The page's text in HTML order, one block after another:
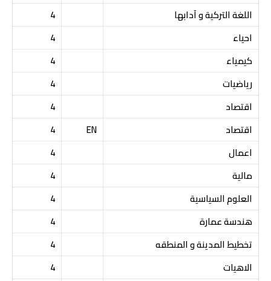
اللغة التركية و آدابها
4
احياء
4
كيمياء
4
رياضيات
4
اقتصاد
4
اقتصاد
EN
4
اعمال
4
مالية
4
العلوم السياسية
4
هندسة عمارة
4
تخطيط المدينة و المنطقه
4
الاهيات
4